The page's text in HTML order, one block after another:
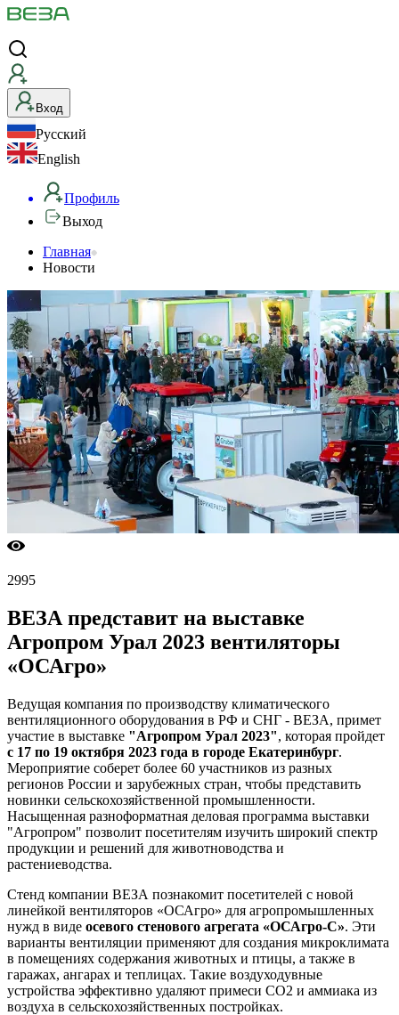
Вход
Русский
English
Профиль
Выход
Главная
Новости
2995
ВЕЗА представит на выставке
Агропром Урал 2023 вентиляторы
«ОСАгро»
Ведущая компания по производству климатического
вентиляционного оборудования в РФ и СНГ - ВЕЗА, примет
участие в выставке "Агропром Урал 2023", которая пройдет
с 17 по 19 октября 2023 года в городе Екатеринбург.
Мероприятие соберет более 60 участников из разных
регионов России и зарубежных стран, чтобы представить
новинки сельскохозяйственной промышленности.
Насыщенная разноформатная деловая программа выставки
"Агропром" позволит посетителям изучить широкий спектр
продукции и решений для животноводства и
растениеводства.
Стенд компании ВЕЗА познакомит посетителей с новой
линейкой вентиляторов «ОСАгро» для агропромышленных
нужд в виде осевого стенового агрегата «ОСАгро-С». Эти
варианты вентиляции применяют для создания микроклимата
в помещениях содержания животных и птицы, а также в
гаражах, ангарах и теплицах. Такие воздуходувные
устройства эффективно удаляют примеси CO2 и аммиака из
воздуха в сельскохозяйственных постройках.